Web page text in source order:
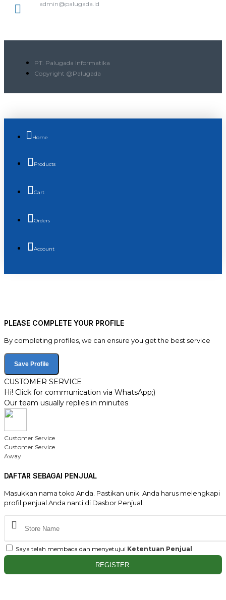
admin@palugada.id
PT. Palugada Informatika
Copyright @Palugada
Home
Products
Cart
Orders
Account
PLEASE COMPLETE YOUR PROFILE
By completing profiles, we can ensure you get the best service
Save Profile
CUSTOMER SERVICE
Hi! Click for communication via WhatsApp;)
Our team usually replies in minutes
Customer Service
Customer Service
Away
DAFTAR SEBAGAI PENJUAL
Masukkan nama toko Anda. Pastikan unik. Anda harus melengkapi
profil penjual Anda nanti di Dasbor Penjual.
Saya telah membaca dan menyetujui Ketentuan Penjual
REGISTER